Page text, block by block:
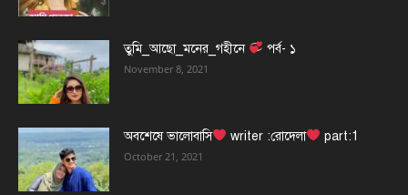
তুমি_আছো_মনের_গহীনে পর্ব- ১
November 8, 2021
অবশেষে ভালোবাসি writer :রোদেলা part:1
October 21, 2021